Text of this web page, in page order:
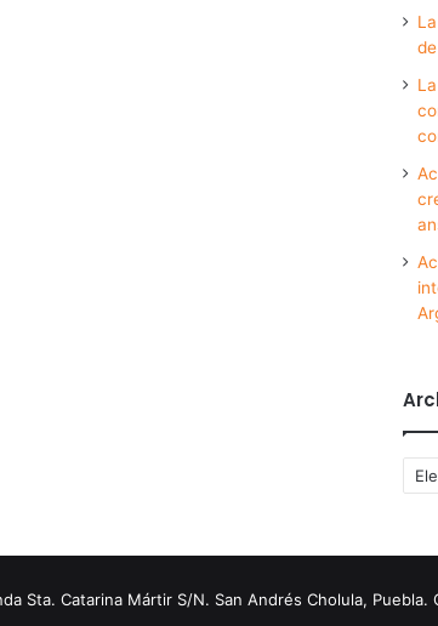
Sta. Catarina Mártir S/N. San Andrés Cholula, Puebla.